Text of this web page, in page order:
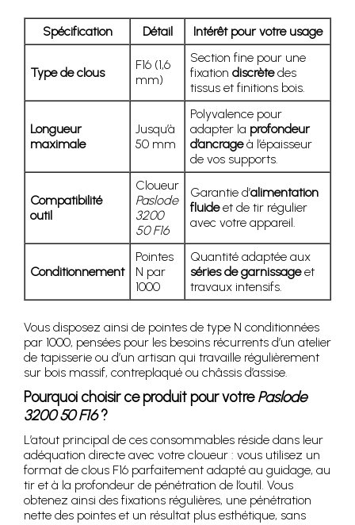
Spécification Détail Intérêt pour votre usage
Type de clous
F16 (1,6
mm)
Section fine pour une
fixation discrètedes
tissus et finitions bois.
Longueur
maximale
Jusqu’à
50 mm
Polyvalence pour
adapter la profondeur
d’ancrageà l’épaisseur
de vos supports.
Compatibilité
outil
Cloueur
Paslode
3200
50 F16
Garantie d’alimentation
fluideet de tir régulier
avec votre appareil.
Conditionnement
Pointes
N par
1000
Quantité adaptée aux
séries de garnissageet
travaux intensifs.
Vous disposez ainsi de pointes de type N conditionnées
par 1000, pensées pour les besoins récurrents d’un atelier
de tapisserie ou d’un artisan qui travaille régulièrement
sur bois massif, contreplaqué ou châssis d’assise.
Pourquoi choisir ce produit pour votrePaslode
3200 50 F16?
L’atout principal de ces consommables réside dans leur
adéquation directe avec votre cloueur : vous utilisez un
format de clous F16 parfaitement adapté au guidage, au
tir et à la profondeur de pénétration de l’outil. Vous
obtenez ainsi des fixations régulières, une pénétration
nette des pointes et un résultat plus esthétique, sans